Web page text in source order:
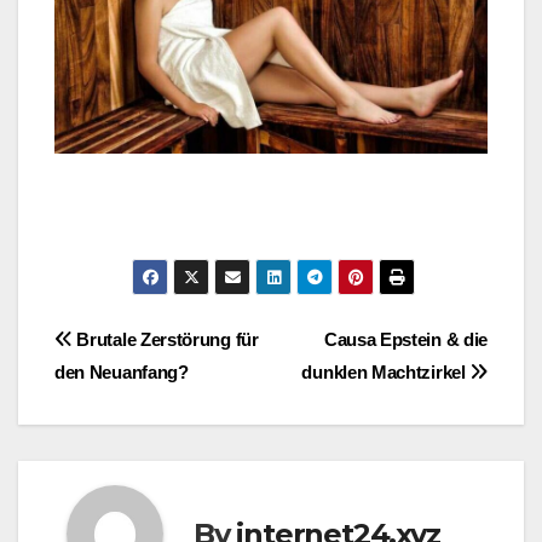
Post
navigation
Causa Epstein & die
dunklen Machtzirkel
Brutale Zerstörung für
den Neuanfang?
Byinternet24.xyz